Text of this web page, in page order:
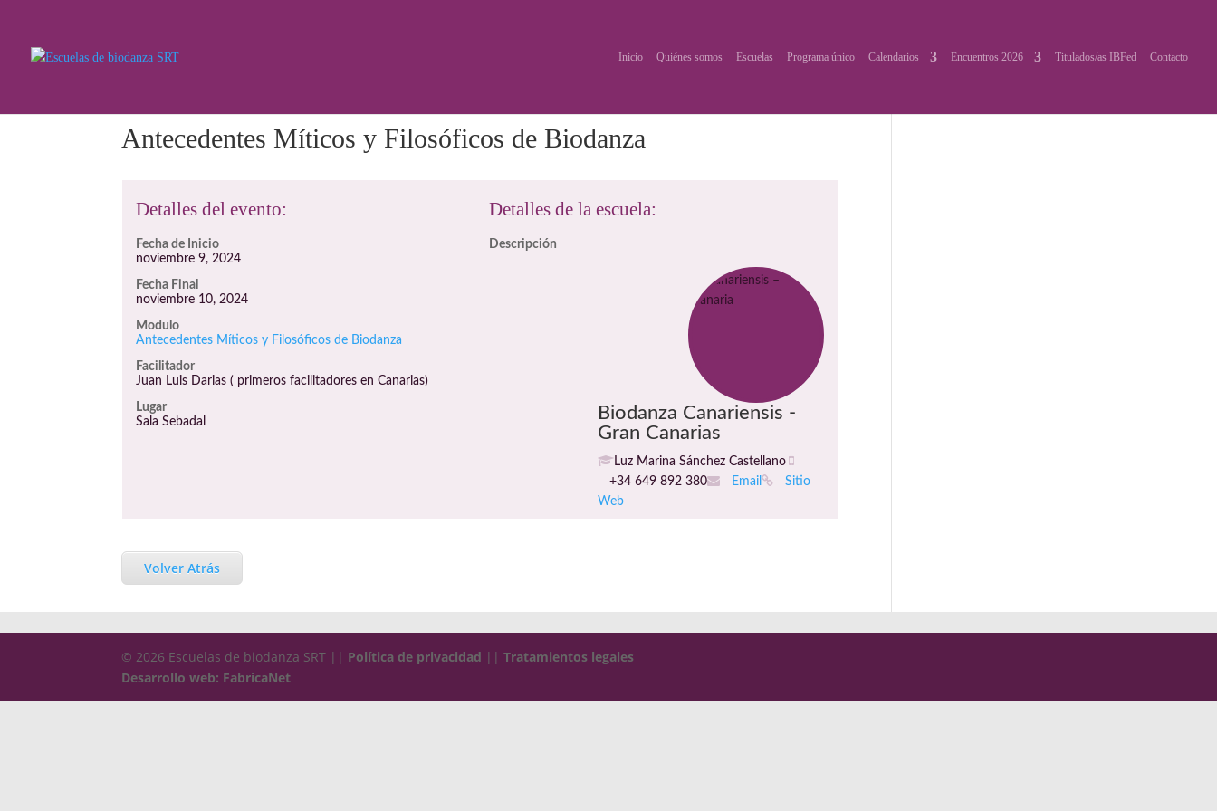
Inicio Quiénes somos Escuelas Programa único Calendarios Encuentros 2026 Titulados/as IBFed Contacto
Antecedentes Míticos y Filosóficos de Biodanza
Detalles del evento:
Fecha de Inicio
noviembre 9, 2024
Fecha Final
noviembre 10, 2024
Modulo
Antecedentes Míticos y Filosóficos de Biodanza
Facilitador
Juan Luis Darias ( primeros facilitadores en Canarias)
Lugar
Sala Sebadal
Detalles de la escuela:
Descripción
Biodanza Canariensis -
Gran Canarias
Luz Marina Sánchez Castellano
+34 649 892 380
Email
Sitio
Web
Volver Atrás
© 2026 Escuelas de biodanza SRT || Política de privacidad ||Tratamientos legales
Desarrollo web: FabricaNet